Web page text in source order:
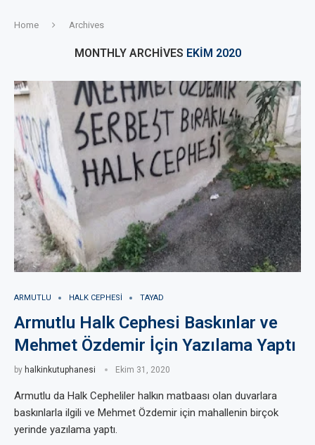
Home Archives
MONTHLY ARCHIVES EKIM 2020
ARMUTLU HALK CEPHESI TAYAD
Armutlu Halk Cephesi Baskınlar ve
Mehmet Özdemir İçin Yazılama Yaptı
by halkinkutuphanesi Ekim 31, 2020
Armutlu da Halk Cepheliler halkın matbaası olan duvarlara
baskınlarla ilgili ve Mehmet Özdemir için mahallenin birçok
yerinde yazılama yaptı.